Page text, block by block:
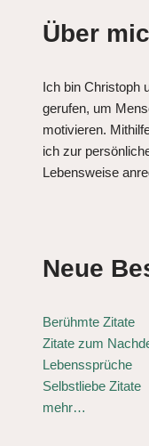
Über
Ich bin Christoph
gerufen, um
motivieren.
ich zur
Lebensweise
Neue
Berühmte Zitate
Zitate zum
Lebenssprüche
Selbstliebe Zitate
mehr…